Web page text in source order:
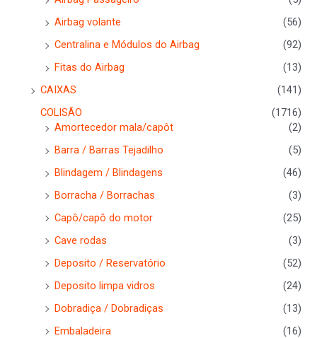
Airbag volante
(56)
Centralina e Módulos do Airbag
(92)
Fitas do Airbag
(13)
CAIXAS
(141)
COLISÃO
(1716)
Amortecedor mala/capôt
(2)
Barra / Barras Tejadilho
(5)
Blindagem / Blindagens
(46)
Borracha / Borrachas
(3)
Capô/capô do motor
(25)
Cave rodas
(3)
Deposito / Reservatório
(52)
Deposito limpa vidros
(24)
Dobradiça / Dobradiças
(13)
Embaladeira
(16)